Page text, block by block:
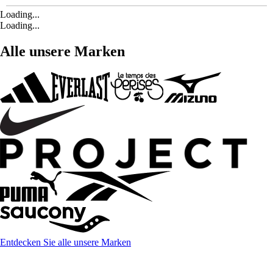
Loading...
Loading...
Alle unsere Marken
Entdecken Sie alle unsere Marken